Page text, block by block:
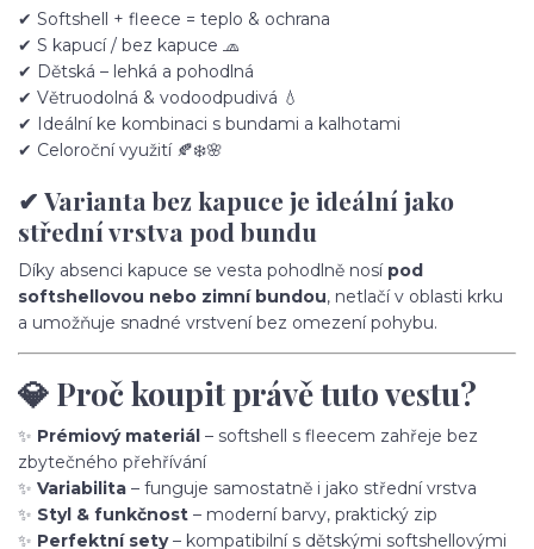
✔ Softshell + fleece = teplo & ochrana
✔ S kapucí / bez kapuce 🧢
✔ Dětská – lehká a pohodlná
✔ Větruodolná & vodoodpudivá 💧
✔ Ideální ke kombinaci s bundami a kalhotami
✔ Celoroční využití 🍂❄️🌸
✔ Varianta bez kapuce je ideální jako
střední vrstva pod bundu
Díky absenci kapuce se vesta pohodlně nosí pod
softshellovou nebo zimní bundou, netlačí v oblasti krku
a umožňuje snadné vrstvení bez omezení pohybu.
💎 Proč koupit právě tuto vestu?
✨ Prémiový materiál – softshell s fleecem zahřeje bez
zbytečného přehřívání
✨ Variabilita – funguje samostatně i jako střední vrstva
✨ Styl & funkčnost – moderní barvy, praktický zip
✨ Perfektní sety– kompatibilní s dětskými softshellovými